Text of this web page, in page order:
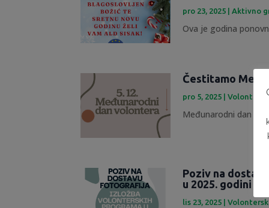
pro 23, 2025 | Aktivno
Ova je godina
Čestitamo
pro 5, 2025 |
Međunarodni dan
Poziv na
u 2025. godini
lis 23, 2025 |